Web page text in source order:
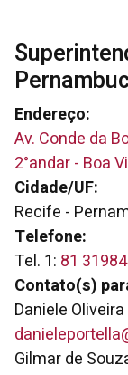
Endereço:
Av. Conde da
2°andar - Boa
Cidade/UF:
Recife -
Telefone:
Tel. 1: 81
Contato(s)
Daniele
Gilmar de